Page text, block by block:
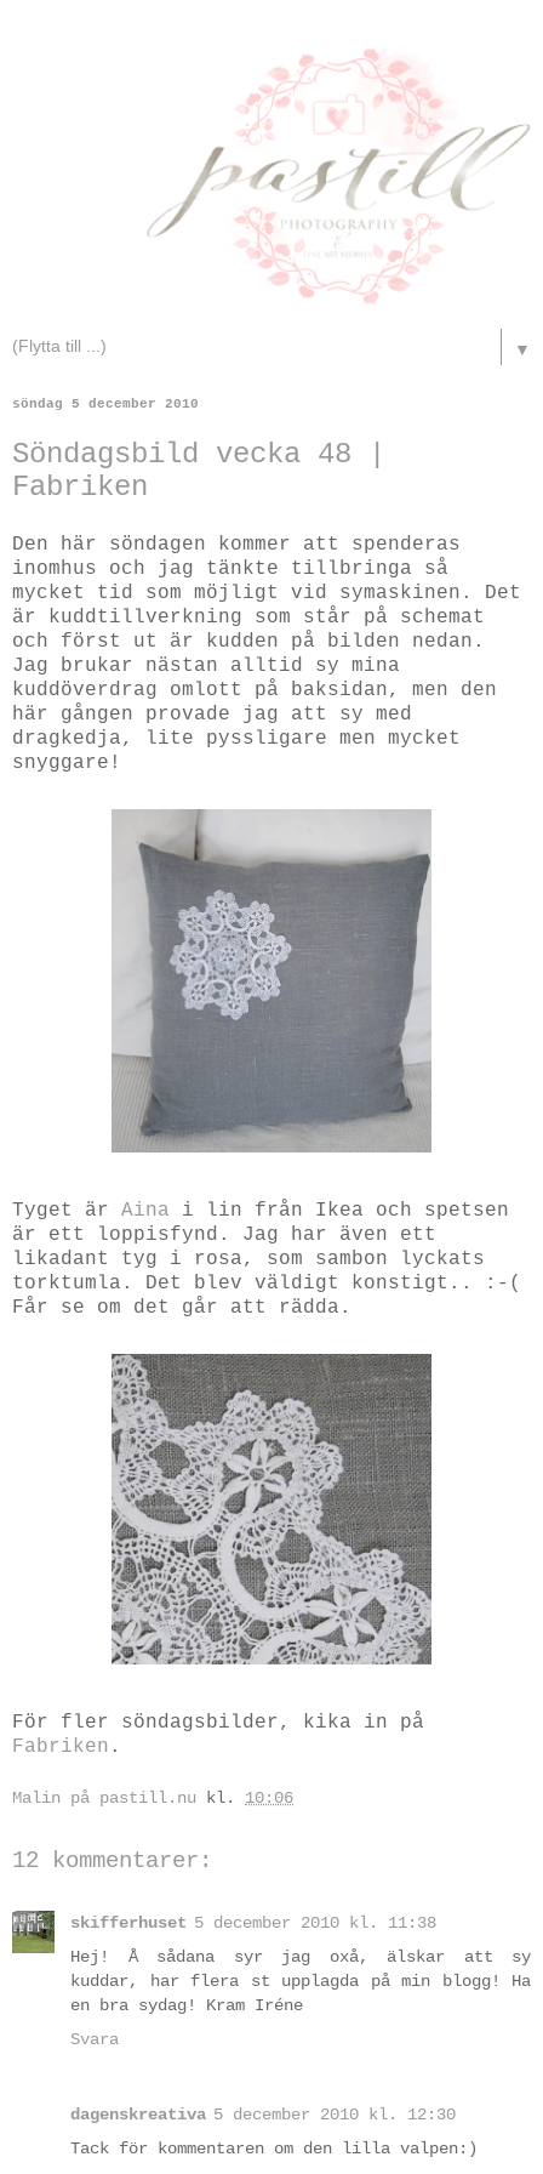
▼
söndag 5 december 2010
Söndagsbild vecka 48 |
Fabriken
Den här söndagen kommer att spenderas
inomhus och jag tänkte tillbringa så
mycket tid som möjligt vid symaskinen. Det
är kuddtillverkning som står på schemat
och först ut är kudden på bilden nedan.
Jag brukar nästan alltid sy mina
kuddöverdrag omlott på baksidan, men den
här gången provade jag att sy med
dragkedja, lite pyssligare men mycket
snyggare!
Tyget är Aina i lin från Ikea och spetsen
är ett loppisfynd. Jag har även ett
likadant tyg i rosa, som sambon lyckats
torktumla. Det blev väldigt konstigt.. :-(
Får se om det går att rädda.
För fler söndagsbilder, kika in på
Fabriken .
Malin på pastill.nu kl. 10:06
12 kommentarer:
skifferhuset 5 december 2010 kl. 11:38
Hej! Å sådana syr jag oxå, älskar att sy
kuddar, har flera st upplagda på min blogg! Ha
en bra sydag! Kram Iréne
Svara
dagenskreativa 5 december 2010 kl. 12:30
Tack för kommentaren om den lilla valpen:)